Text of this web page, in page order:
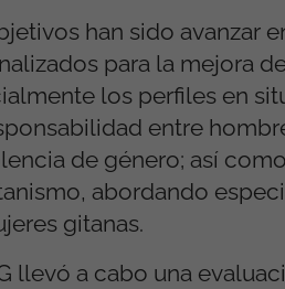
han sido avanzar
para la mejora
los perfiles en
entre
de género; así
abordando
gitanas.
llevó a cabo una